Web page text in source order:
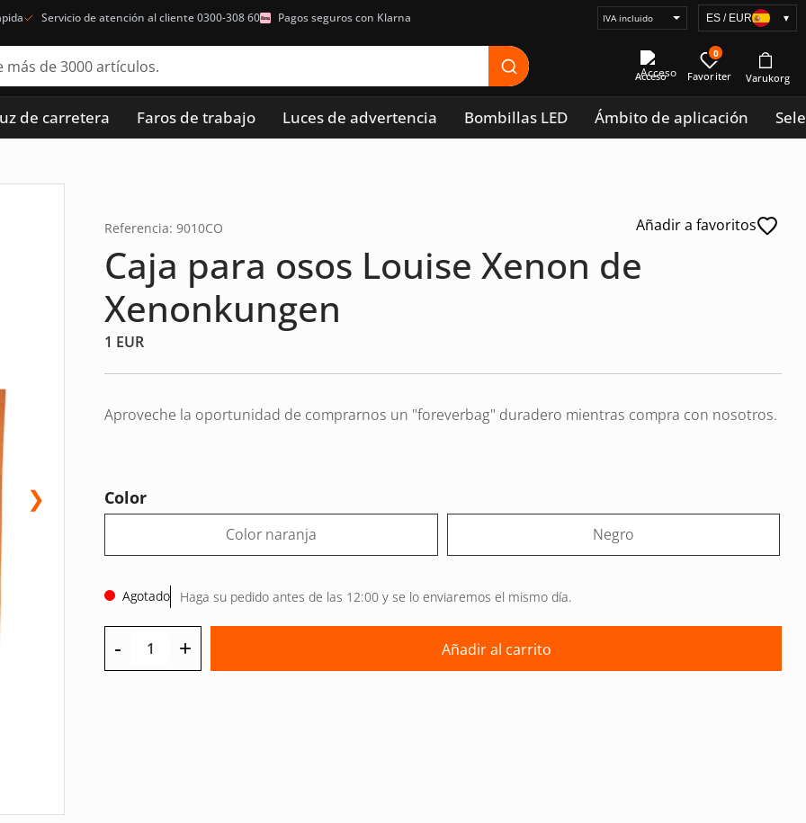
Servicio de atención al cliente 0300-308 60 Pagos seguros con Klarna
Seleccionar
visualización
precios
ES / EUR ▾
Acceso
0
de carretera Faros de trabajo Luces de advertencia Bombillas LED Ámbito de aplicación
❯
Añadir a favoritos
Referencia: 9010CO
Caja para osos Louise Xenon de
Xenonkungen
1 EUR
Aproveche la oportunidad de comprarnos un "foreverbag" duradero mientras compra con nosotros.
Color
Color naranja Negro
Agotado Haga su pedido antes de las 12:00 y se lo enviaremos el mismo día.
- + Añadir al carrito